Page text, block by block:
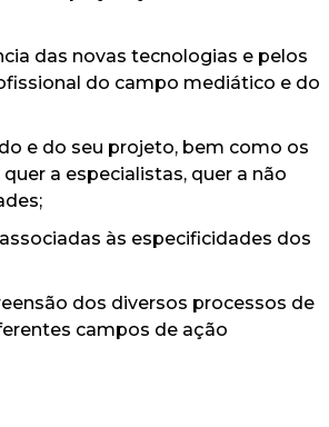
das novas tecnologias e pelos
do campo mediático e do
e do seu projeto, bem como os
a especialistas, quer a não
às especificidades dos
dos diversos processos de
campos de ação